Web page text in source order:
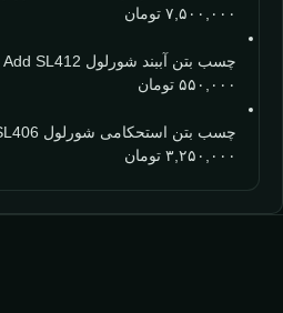
۷,۵۰۰,۰۰۰ تومان
چسب بتن آببند شورلول Sure Add SL412 یک کیلوگرم
۵۵۰,۰۰۰ تومان
چسب بتن استحکامی شورلول Sure Add SL406
۳,۲۵۰,۰۰۰ تومان